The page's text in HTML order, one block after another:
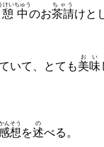
中
けいちゅう
のお茶請
ちゃう
けと
いて、とても美味
おい
想
んそう
を述
の
べる。